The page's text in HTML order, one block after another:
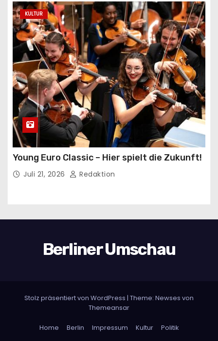
KULTUR
Young Euro Classic – Hier spielt die Zukunft!
Juli 21, 2026 Redaktion
Berliner Umschau
Stolz präsentiert von WordPress | Theme: Newses von
Themeansar
Home Berlin Impressum Kultur Politik